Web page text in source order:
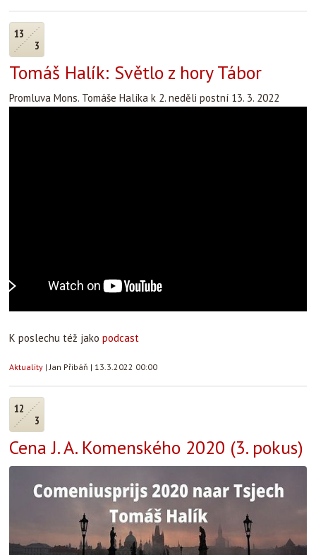
13
3
Tomáš Halík: Světlo z hory Tábor
Promluva Mons. Tomáše Halíka k 2. neděli postní 13. 3. 2022
K poslechu též jako podcast
Aktuality |Jan Přibáň | 13.3.2022 00:00
12
3
Cena J. A. Komenského 2020 (3. pokus)